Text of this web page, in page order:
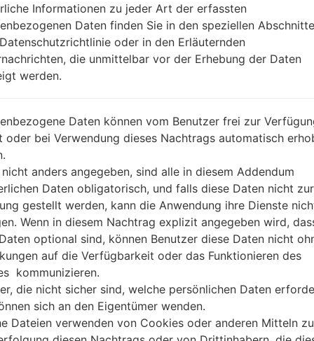
Informationen zu jeder Art der erfassten
Daten finden Sie in den speziellen
oder in den Erläuternden
die unmittelbar vor der Erhebung der Daten
werden.
Daten können vom Benutzer frei zur
oder bei Verwendung dieses Nachtrags automatisch
anders angegeben, sind alle in diesem Addendum
Daten obligatorisch, und falls diese Daten nicht zur
gestellt werden, kann die Anwendung ihre Dienste
Wenn in diesem Nachtrag explizit angegeben wird,
optional sind, können Benutzer diese Daten nicht
auf die Verfügbarkeit oder das Funktionieren des
kommunizieren.
die nicht sicher sind, welche persönlichen Daten
sich an den Eigentümer wenden.
Dateien verwenden von Cookies oder anderen Mitteln